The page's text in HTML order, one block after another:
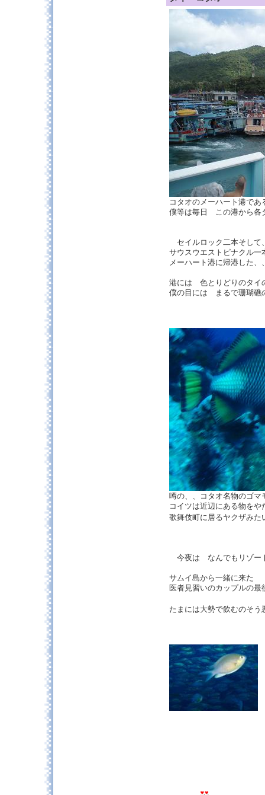
コタオのメーハート港であ
僕等は毎日 この港から各
セイルロック二本そして
サウスウエストピナクル一
メーハート港に帰港した、
港には 色とりどりのタ
僕の目には まるで珊瑚礁
噂の、、コタオ名物のゴ
コイツは近辺にある物を
歌舞伎町に居るヤクザみ
今夜は なんでもリゾー
サムイ島から一緒に来た
医者見習いのカップルの
たまには大勢で飲むのそ